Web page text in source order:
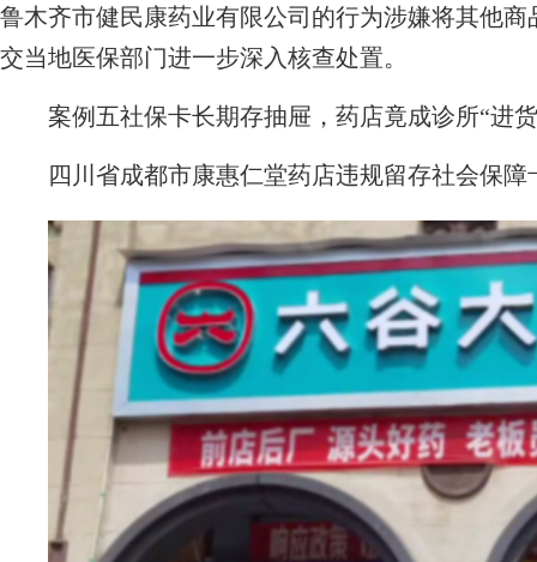
鲁木齐市健民康药业有限公司的行为涉嫌将其他
交当地医保部门进一步深入核查处置。
案例五社保卡长期存抽屉，药店竟成诊所“进
四川省成都市康惠仁堂药店违规留存社会保障